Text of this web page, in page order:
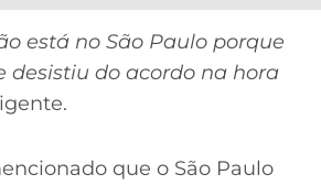
está no São Paulo porque
desistiu do acordo na hora
que o São Paulo